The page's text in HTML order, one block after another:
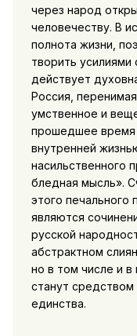
через народ
человечеству. В
полнота жизни,
творить усилиями
действует
Россия,
умственное и
прошедшее время
внутренней
насильственного
бледная мысль».
этого печального
являются
русской
абстрактном
но в том числе и
станут
единства.